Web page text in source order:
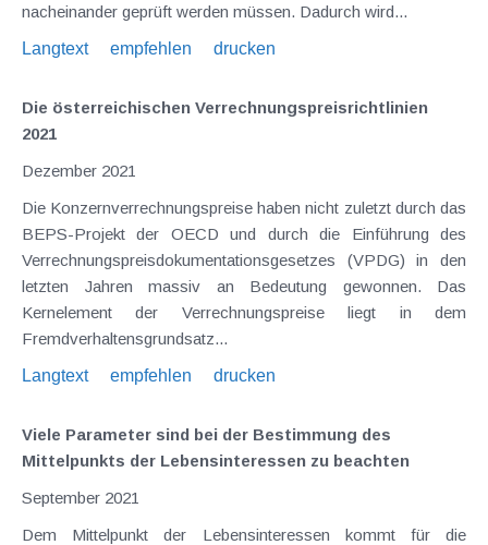
nacheinander geprüft werden müssen. Dadurch wird...
Langtext
empfehlen drucken
Die österreichischen Verrechnungspreisrichtlinien
2021
Dezember 2021
Die Konzernverrechnungspreise haben nicht zuletzt durch das
BEPS-Projekt der OECD und durch die Einführung des
Verrechnungspreisdokumentationsgesetzes (VPDG) in den
letzten Jahren massiv an Bedeutung gewonnen. Das
Kernelement der Verrechnungspreise liegt in dem
Fremdverhaltensgrundsatz...
Langtext
empfehlen drucken
Viele Parameter sind bei der Bestimmung des
Mittelpunkts der Lebensinteressen zu beachten
September 2021
Dem Mittelpunkt der Lebensinteressen kommt für die